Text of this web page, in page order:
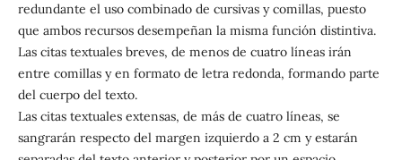
redundante el uso combinado de cursivas y comillas, puesto
que ambos recursos desempeñan la misma función distintiva.
Las citas textuales breves, de menos de cuatro líneas irán
entre comillas y en formato de letra redonda, formando parte
del cuerpo del texto.
Las citas textuales extensas, de más de cuatro líneas, se
sangrarán respecto del margen izquierdo a 2 cm y estarán